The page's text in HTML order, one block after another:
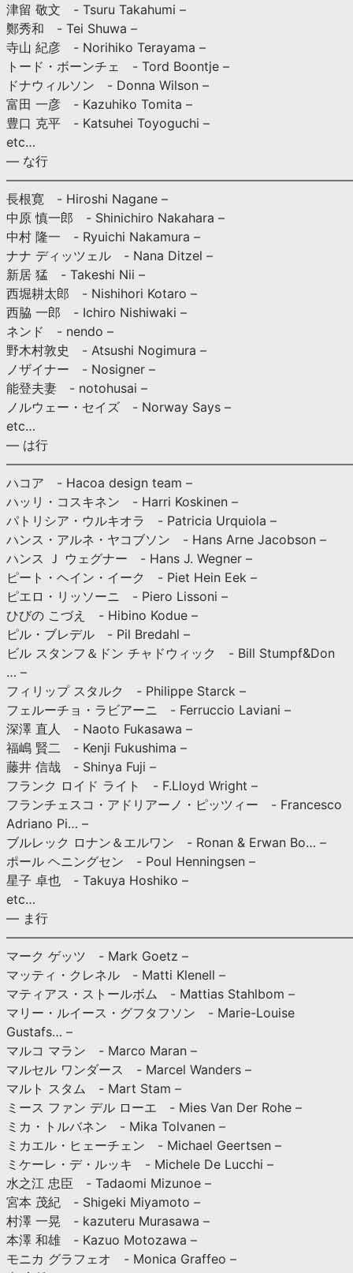
津留 敬文 - Tsuru Takahumi –
鄭秀和 - Tei Shuwa –
寺山 紀彦 - Norihiko Terayama –
トード・ボーンチェ - Tord Boontje –
ドナウィルソン - Donna Wilson –
富田 一彦 - Kazuhiko Tomita –
豊口 克平 - Katsuhei Toyoguchi –
etc…
— な行
長根寛 - Hiroshi Nagane –
中原 慎一郎 - Shinichiro Nakahara –
中村 隆一 - Ryuichi Nakamura –
ナナ ディッツェル - Nana Ditzel –
新居 猛 - Takeshi Nii –
西堀耕太郎 - Nishihori Kotaro –
西脇 一郎 - Ichiro Nishiwaki –
ネンド - nendo –
野木村敦史 - Atsushi Nogimura –
ノザイナー - Nosigner –
能登夫妻 - notohusai –
ノルウェー・セイズ - Norway Says –
etc…
— は行
ハコア - Hacoa design team –
ハッリ・コスキネン - Harri Koskinen –
パトリシア・ウルキオラ - Patricia Urquiola –
ハンス・アルネ・ヤコブソン - Hans Arne Jacobson –
ハンス Ｊ ウェグナー - Hans J. Wegner –
ピート・ヘイン・イーク - Piet Hein Eek –
ピエロ・リッソーニ - Piero Lissoni –
ひびの こづえ - Hibino Kodue –
ピル・ブレデル - Pil Bredahl –
ビル スタンフ＆ドン チャドウィック - Bill Stumpf&Don
… –
フィリップ スタルク - Philippe Starck –
フェルーチョ・ラビアーニ - Ferruccio Laviani –
深澤 直人 - Naoto Fukasawa –
福嶋 賢二 - Kenji Fukushima –
藤井 信哉 - Shinya Fuji –
フランク ロイド ライト - F.Lloyd Wright –
フランチェスコ・アドリアーノ・ピッツィー - Francesco
Adriano Pi… –
ブルレック ロナン＆エルワン - Ronan & Erwan Bo… –
ポール ヘニングセン - Poul Henningsen –
星子 卓也 - Takuya Hoshiko –
etc…
— ま行
マーク ゲッツ - Mark Goetz –
マッティ・クレネル - Matti Klenell –
マティアス・ストールボム - Mattias Stahlbom –
マリー・ルイース・グフタフソン - Marie-Louise
Gustafs… –
マルコ マラン - Marco Maran –
マルセル ワンダース - Marcel Wanders –
マルト スタム - Mart Stam –
ミース ファン デル ローエ - Mies Van Der Rohe –
ミカ・トルバネン - Mika Tolvanen –
ミカエル・ヒェーチェン - Michael Geertsen –
ミケーレ・デ・ルッキ - Michele De Lucchi –
水之江 忠臣 - Tadaomi Mizunoe –
宮本 茂紀 - Shigeki Miyamoto –
村澤 一晃 - kazuteru Murasawa –
本澤 和雄 - Kazuo Motozawa –
モニカ グラフェオ - Monica Graffeo –